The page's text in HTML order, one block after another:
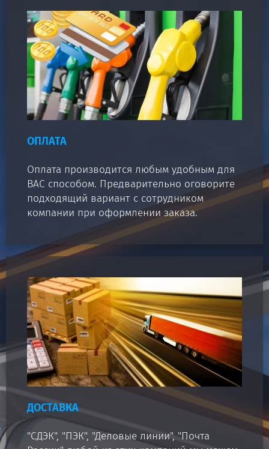
ОПЛАТА
Оплата производится любым удобным для
ВАС способом. Предварительно оговорите
подходящий вариант с сотрудником
компании при оформлении заказа.
ДОСТАВКА
"СДЭК", "ПЭК", "Деловые линии", "Почта